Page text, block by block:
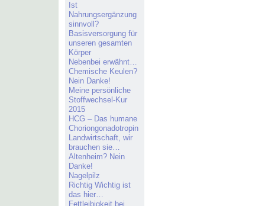
Ist
Nahrungsergänzung
sinnvoll?
Basisversorgung für
unseren gesamten
Körper
Nebenbei erwähnt…
Chemische Keulen?
Nein Danke!
Meine persönliche
Stoffwechsel-Kur
2015
HCG – Das humane
Choriongonadotropin
Landwirtschaft, wir
brauchen sie…
Altenheim? Nein
Danke!
Nagelpilz
Richtig Wichtig ist
das hier…
Fettleibigkeit bei